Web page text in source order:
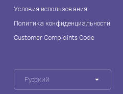
Условия использования
Политика конфиденциальности
Customer Complaints Code
Русский